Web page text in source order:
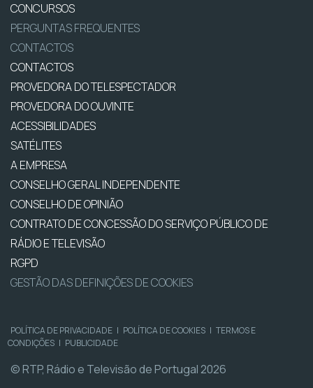
CONCURSOS
PERGUNTAS FREQUENTES
CONTACTOS
CONTACTOS
PROVEDORA DO TELESPECTADOR
PROVEDORA DO OUVINTE
ACESSIBILIDADES
SATÉLITES
A EMPRESA
CONSELHO GERAL INDEPENDENTE
CONSELHO DE OPINIÃO
CONTRATO DE CONCESSÃO DO SERVIÇO PÚBLICO DE
RÁDIO E TELEVISÃO
RGPD
GESTÃO DAS DEFINIÇÕES DE COOKIES
POLÍTICA DE PRIVACIDADE | POLÍTICA DE COOKIES | TERMOS E
CONDIÇÕES | PUBLICIDADE
© RTP, Rádio e Televisão de Portugal 2026